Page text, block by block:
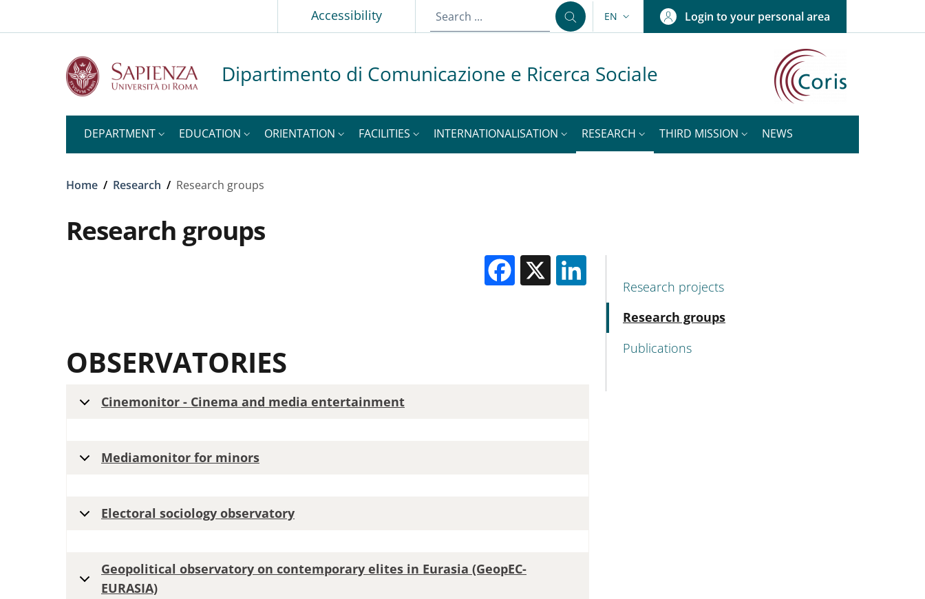
Slim topAccessibility LANGUAGE SWITCHER: CURRENT LANGUAGE
EN Login to your personal area
Dipartimento di Comunicazione e Ricerca Sociale
DEPARTMENT EDUCATION ORIENTATION FACILITIES INTERNATIONALISATION RESEARCH THIRD MISSION NEWS
Breadcrumb
Home / Research / Research groups
Research groups
Facebook
X
OBSERVATORIES
Cinemonitor - Cinema and media entertainment
Mediamonitor for minors
Electoral sociology observatory
Geopolitical observatory on contemporary elites in Eurasia (GeopEC-
EURASIA)
MENU CEV SECOND NAVIGATION
Research projects
Research groups
Publications